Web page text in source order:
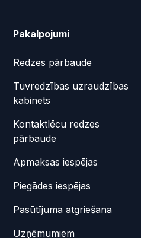
Pakalpojumi
Redzes pārbaude
Tuvredzības uzraudzības
kabinets
Kontaktlēcu redzes
pārbaude
Apmaksas iespējas
Piegādes iespējas
Pasūtījuma atgriešana
Uzņēmumiem